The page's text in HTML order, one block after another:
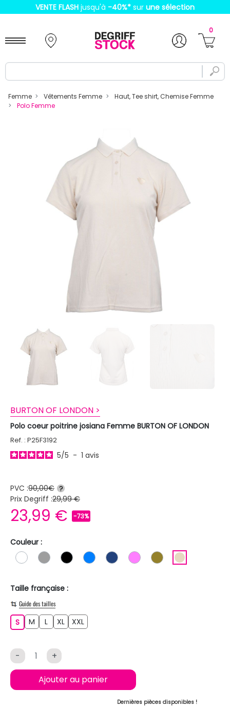
VENTE FLASH jusqu'à -40%* sur une sélection
0
Femme Vêtements Femme
Haut, Tee shirt, Chemise Femme
Polo Femme
BURTON OF LONDON >
Polo coeur poitrine josiana Femme BURTON OF LONDON
Ref. : P25F3192
5/5 - 1 avis
PVC :90,00€ ?
Prix Degriff :29,99 €
23,99 € -73%
Couleur :
BLANCGRIS NOIR BLEU BLEU FONCE
ROSE KAKI
Taille française :
Guide des tailles
SS M L XL XXL
- +
Ajouter au panier
Dernières pièces disponibles !